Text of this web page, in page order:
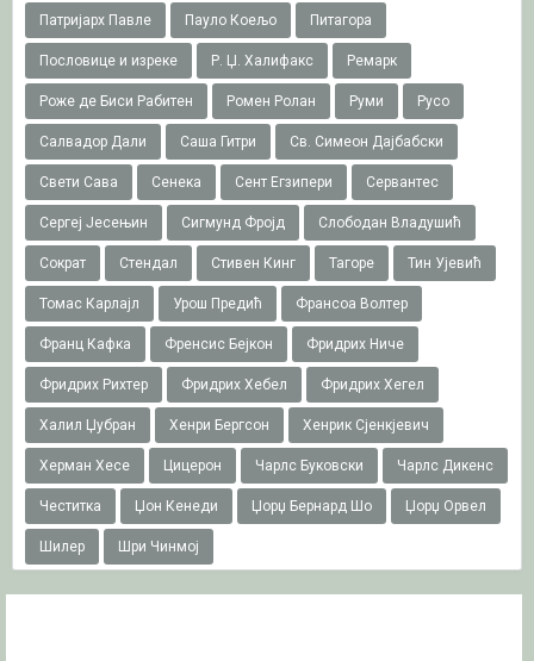
Патријарх Павле Пауло Коељо Питагора
Пословице и изреке Р. Џ. Халифакс Ремарк
Роже де Биси Рабитен Ромен Ролан Руми Русо
Салвадор Дали Саша Гитри Св. Симеон Дајбабски
Свети Сава Сенека Сент Егзипери Сервантес
Сергеј Јесењин Сигмунд Фројд Слободан Владушић
Сократ Стендал Стивен Кинг Тагоре Тин Ујевић
Томас Карлајл Урош Предић Франсоа Волтер
Франц Кафка Френсис Бејкон Фридрих Ниче
Фридрих Рихтер Фридрих Хебел Фридрих Хегел
Халил Џубран Хенри Бергсон Хенрик Сјенкјевич
Херман Хесе Цицерон Чарлс Буковски Чарлс Дикенс
Честитка Џон Кенеди Џорџ Бернард Шо Џорџ Орвел
Шилер Шри Чинмој